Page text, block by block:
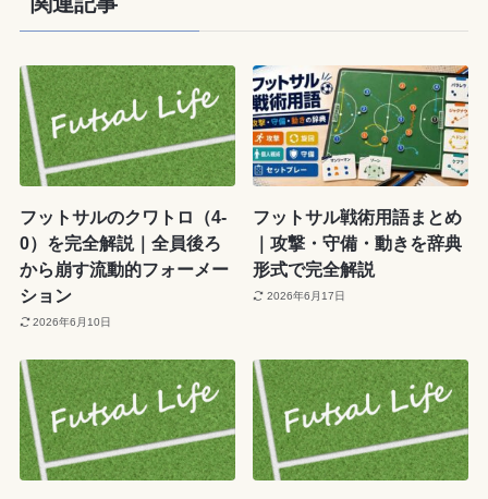
フットサルのクワトロ（4-
0）を完全解説｜全員後ろ
から崩す流動的フォーメー
ション
2026年6月10日
フットサル戦術用語まとめ
｜攻撃・守備・動きを辞典
形式で完全解説
2026年6月17日